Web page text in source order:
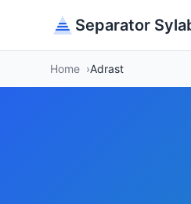
Separator
Home Adrast